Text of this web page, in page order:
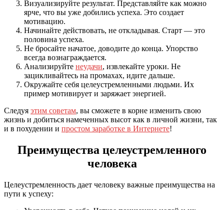
Визуализируйте результат. Представляйте как можно
ярче, что вы уже добились успеха. Это создает
мотивацию.
Начинайте действовать, не откладывая. Старт — это
половина успеха.
Не бросайте начатое, доводите до конца. Упорство
всегда вознаграждается.
Анализируйте неудачи, извлекайте уроки. Не
зацикливайтесь на промахах, идите дальше.
Окружайте себя целеустремленными людьми. Их
пример мотивирует и заряжает энергией.
Следуя этим советам, вы сможете в корне изменить свою
жизнь и добиться намеченных высот как в личной жизни, так
и в похудении и простом заработке в Интернете!
Преимущества целеустремленного
человека
Целеустремленность дает человеку важные преимущества на
пути к успеху: